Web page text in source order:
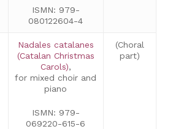
ISMN: 979-
080122604-4
Nadales catalanes
(Catalan Christmas
Carols),
for mixed choir and
piano
ISMN: 979-
069220-615-6
(Choral
part)